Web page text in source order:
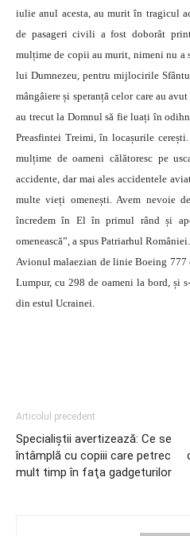
iulie anul acesta, au murit în tragicul
de pasageri civili a fost doborât
mulțime de copii au murit, nimeni nu a
lui Dumnezeu, pentru mijlocirile
mângâiere și speranță celor care au
au trecut la Domnul să fie luați în
Preasfintei Treimi, în locașurile
mulțime de oameni călătoresc pe
accidente, dar mai ales accidentele
multe vieți omenești. Avem nevoie
încredem în El în primul rând și
omenească”, a spus Patriarhul României.
Avionul malaezian de linie Boeing 777
Lumpur, cu 298 de oameni la bord, și
din estul Ucrainei.
Articolul precedent
Specialiştii avertizează: Ce se
întâmplă cu copiii care petrec
mult timp în faţa gadgeturilor